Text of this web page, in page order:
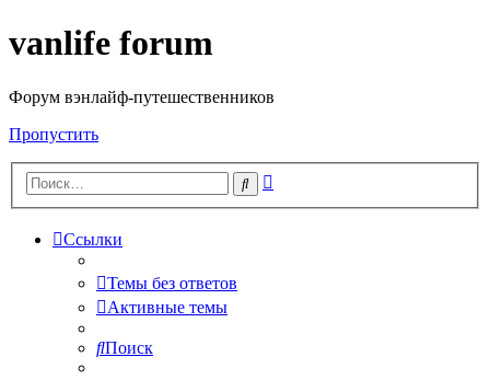
vanlife forum
Форум вэнлайф-путешественников
Пропустить
Поиск
Ссылки
Темы без ответов
Активные темы
Поиск